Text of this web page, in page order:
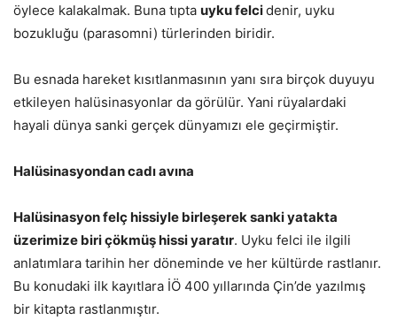
öylece kalakalmak. Buna tıpta uyku felcidenir, uyku
bozukluğu (parasomni) türlerinden biridir.
Bu esnada hareket kısıtlanmasının yanı sıra birçok duyuyu
etkileyen halüsinasyonlar da görülür. Yani rüyalardaki
hayali dünya sanki gerçek dünyamızı ele geçirmiştir.
Halüsinasyondan cadı avına
Halüsinasyon felç hissiyle birleşerek sanki yatakta
üzerimize biri çökmüş hissi yaratır. Uyku felci ile ilgili
anlatımlara tarihin her döneminde ve her kültürde rastlanır.
Bu konudaki ilk kayıtlara İÖ 400 yıllarında Çin’de yazılmış
bir kitapta rastlanmıştır.